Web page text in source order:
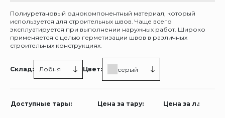
Полиуретановый однокомпонентный материал, который
используется для строительных швов. Чаще всего
эксплуатируется при выполнении наружных работ. Широко
применяется с целью герметизации швов в различных
строительных конструкциях.
Склад: Лобня Цвет: серый
Доступные тары: Цена за тару: Цена за л.: